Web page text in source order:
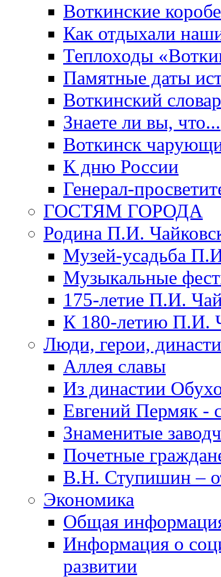
Воткинские
Как отдыхали
Теплоходы
Памятные даты
Воткинский
Знаете ли вы, что...
Воткинск
К дню России
Генерал-
ГОСТЯМ ГОРОДА
Родина П.И.
Музей-усадьба
Музыкальные
175-летие П.И.
К 180-летию П.И.
Люди, герои,
Аллея славы
Из династии
Евгений Пермяк -
Знаменитые
Почетные
В.Н. Ступишин –
Экономика
Общая
Информация о
развитии